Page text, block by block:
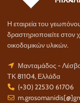
Η εταιρεία του
δραστηριοποιείτε
οικοδομικών υλικών.
Μανταμάδος -
ΤΚ 81104, Ελλάδα
(+30) 22530 61706